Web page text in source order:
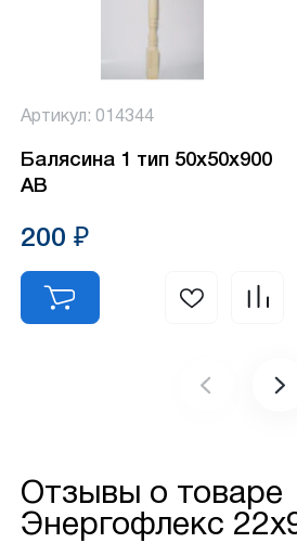
Артикул: 014344
Балясина 1 тип 50х50х900
АВ
200 ₽
Отзывы о товаре
Энергофлекс